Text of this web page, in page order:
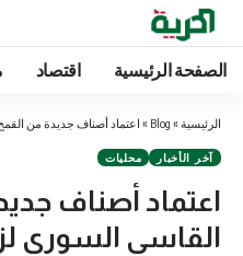
الصفحة الرئيسية اقتصاد
الرئيسية »
Blog
» اعتماد أصناف جديدة من
آخر الأخبار محليات
اعتماد أصناف
القاسي السوري